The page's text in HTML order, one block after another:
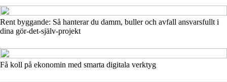
Rent byggande: Så hanterar du damm, buller och avfall ansvarsfullt i
dina gör-det-själv-projekt
Få koll på ekonomin med smarta digitala verktyg